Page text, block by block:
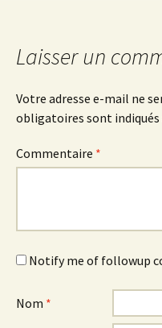
Laisser un
Votre adresse e-mail ne
obligatoires sont indiqués
Commentaire *
Notify me of followup
Nom *